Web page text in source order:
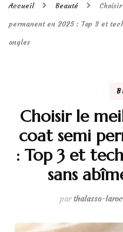
Accueil Beauté
permanent en 2025 : Top 3 et
ongles
Choisir le
coat semi
: Top 3 et
sans
parthalasso-